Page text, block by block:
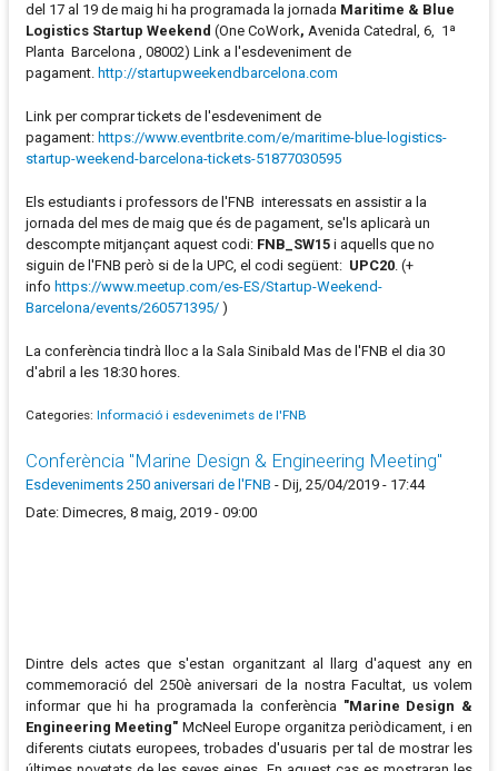
del 17 al 19 de maig hi ha programada la jornada Maritime & Blue
Logistics Startup Weekend (One CoWork, Avenida Catedral, 6, 1ª
Planta Barcelona , 08002) Link a l'esdeveniment de
pagament. http://startupweekendbarcelona.com
Link per comprar tickets de l'esdeveniment de
pagament: https://www.eventbrite.com/e/maritime-blue-logistics-
startup-weekend-barcelona-tickets-51877030595
Els estudiants i professors de l'FNB interessats en assistir a la
jornada del mes de maig que és de pagament, se'ls aplicarà un
descompte mitjançant aquest codi: FNB_SW15 i aquells que no
siguin de l'FNB però si de la UPC, el codi següent: UPC20. (+
info https://www.meetup.com/es-ES/Startup-Weekend-
Barcelona/events/260571395/ )
La conferència tindrà lloc a la Sala Sinibald Mas de l'FNB el dia 30
d'abril a les 18:30 hores.
Categories: Informació i esdevenimets de l'FNB
Conferència "Marine Design & Engineering Meeting"
Esdeveniments 250 aniversari de l'FNB - Dij, 25/04/2019 - 17:44
Date: Dimecres, 8 maig, 2019 - 09:00
Dintre dels actes que s'estan organitzant al llarg d'aquest any en
commemoració del 250è aniversari de la nostra Facultat, us volem
informar que hi ha programada la conferència "Marine Design &
Engineering Meeting" McNeel Europe organitza periòdicament, i en
diferents ciutats europees, trobades d'usuaris per tal de mostrar les